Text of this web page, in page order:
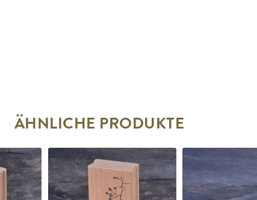
ÄHNLICHE PRODUKTE